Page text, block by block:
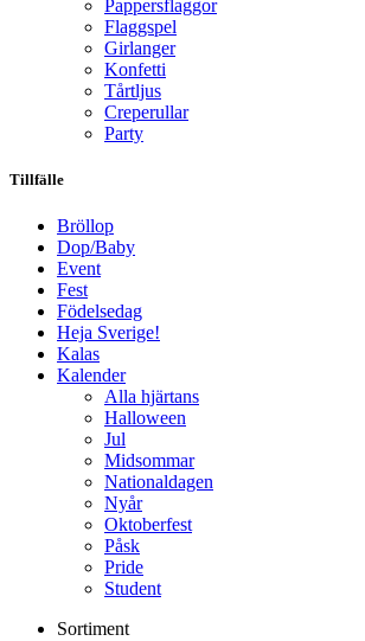
Pappers­flaggor
Flaggspel
Girlanger
Konfetti
Tårtljus
Creperullar
Party
Tillfälle
Bröllop
Dop/Baby
Event
Fest
Födelsedag
Heja Sverige!
Kalas
Kalender
Alla hjärtans
Halloween
Jul
Midsommar
Nationaldagen
Nyår
Oktoberfest
Påsk
Pride
Student
Sortiment